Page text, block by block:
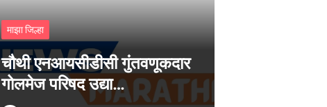
माझा जिल्हा
चौथी एनआयसीडीसी गुंतवणूकदार
गोलमेज परिषद उद्या…